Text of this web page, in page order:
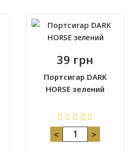
39 грн
Портсигар DARK
HORSE зелений
< >